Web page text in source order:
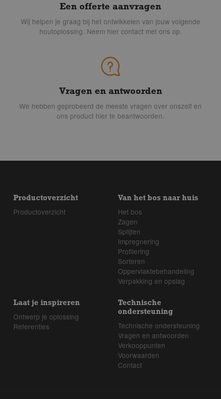
Een offerte aanvragen
Wij helpen je graag bij het ontwikkelen van jouw volgende
houtoplossing. Neem hier contact met ons op.
Vragen en antwoorden
We hebben geprobeerd de meeste vragen over onszelf en
ons product hier te beantwoorden.
Productoverzicht
Productoverzicht
Van het bos naar huis
Het bos
Zagen
Splijten
Impregnering
Profilering
Sorteren
Oppervlaktebehandeling
Verpakking en opslag
Laat je inspireren
Ontwerp je oplossing
Referenties
Technische
ondersteuning
Technische ondersteuning
Vragen en antwoorden
Verkooppunten
Voorwaarden
Contact